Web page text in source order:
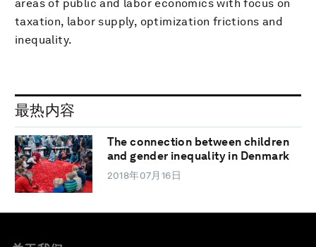
areas of public and labor economics with focus on
taxation, labor supply, optimization frictions and
inequality.
最热内容
The connection between children
and gender inequality in Denmark
2018年07月16日